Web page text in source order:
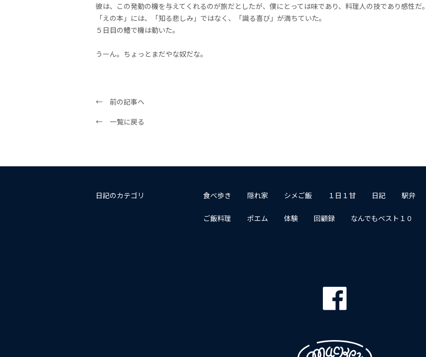
彼は、この発動の機を与えてくれるのが旅だとしたが、僕にとっては味であり、料理人の技であり感性だ。
「えの本」には、「知る悲しみ」ではなく、「識る喜び」が満ちていた。
５日目の鱧で機は動いた。
うーん。ちょっとまだやな奴だな。
← 前の記事へ
← 一覧に戻る
日記のカテゴリ 食べ歩き 隠れ家 シメご飯 １日１甘 日記 駅弁
ご飯料理 ポエム 体験 回顧録 なんでもベスト１０